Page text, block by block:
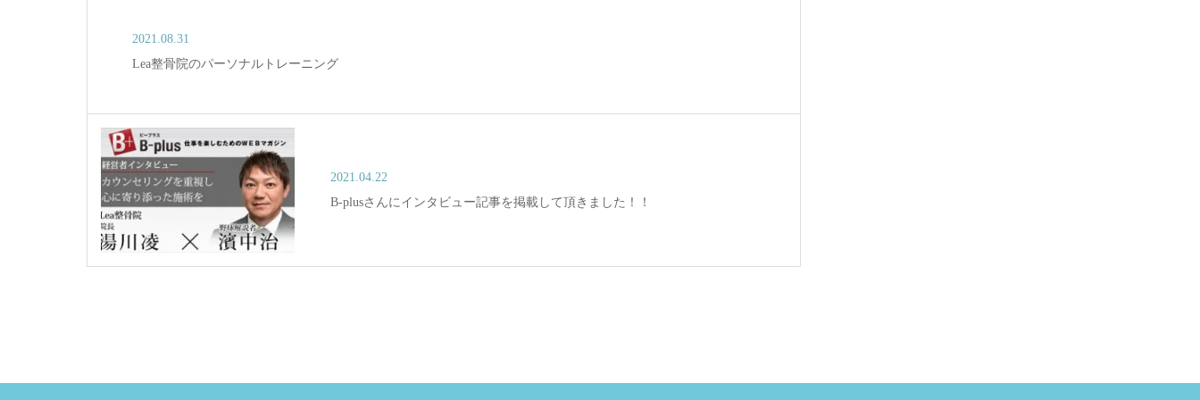
2021.08.31
Lea整骨院のパーソナルトレーニング
2021.04.22
B-plusさんにインタビュー記事を掲載して頂きました！！